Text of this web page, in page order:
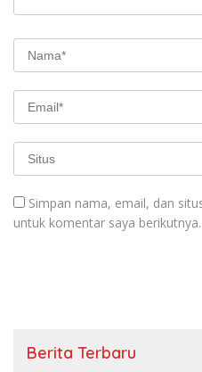
Simpan nama, email, dan
untuk komentar saya berikutnya.
Berita Terbaru